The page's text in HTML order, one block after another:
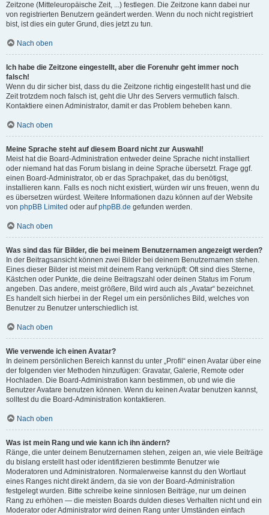
Zeitzone (Mitteleuropäische Zeit, ...) festlegen. Die Zeitzone kann dabei nur
von registrierten Benutzern geändert werden. Wenn du noch nicht registriert
bist, ist dies ein guter Grund, dies jetzt zu tun.
Nach oben
Ich habe die Zeitzone eingestellt, aber die Forenuhr geht immer noch
falsch!
Wenn du dir sicher bist, dass du die Zeitzone richtig eingestellt hast und die
Zeit trotzdem noch falsch ist, geht die Uhr des Servers vermutlich falsch.
Kontaktiere einen Administrator, damit er das Problem beheben kann.
Nach oben
Meine Sprache steht auf diesem Board nicht zur Auswahl!
Meist hat die Board-Administration entweder deine Sprache nicht installiert
oder niemand hat das Forum bislang in deine Sprache übersetzt. Frage ggf.
einen Board-Administrator, ob er das Sprachpaket, das du benötigst,
installieren kann. Falls es noch nicht existiert, würden wir uns freuen, wenn du
es übersetzen würdest. Weitere Informationen dazu können auf der Website
von phpBB Limited oder aufphpBB.de gefunden werden.
Nach oben
Was sind das für Bilder, die bei meinem Benutzernamen angezeigt werden?
In der Beitragsansicht können zwei Bilder bei deinem Benutzernamen stehen.
Eines dieser Bilder ist meist mit deinem Rang verknüpft: Oft sind dies Sterne,
Kästchen oder Punkte, die deine Beitragszahl oder deinen Status im Forum
angeben. Das andere, meist größere, Bild wird auch als „Avatar“ bezeichnet.
Es handelt sich hierbei in der Regel um ein persönliches Bild, welches von
Benutzer zu Benutzer unterschiedlich ist.
Nach oben
Wie verwende ich einen Avatar?
In deinem persönlichen Bereich kannst du unter „Profil“ einen Avatar über eine
der folgenden vier Methoden hinzufügen: Gravatar, Galerie, Remote oder
Hochladen. Die Board-Administration kann bestimmen, ob und wie die
Benutzer Avatare benutzen können. Wenn du keinen Avatar benutzen kannst,
solltest du die Board-Administration kontaktieren.
Nach oben
Was ist mein Rang und wie kann ich ihn ändern?
Ränge, die unter deinem Benutzernamen stehen, zeigen an, wie viele Beiträge
du bislang erstellt hast oder identifizieren bestimmte Benutzer wie
Moderatoren und Administratoren. Normalerweise kannst du den Wortlaut
eines Ranges nicht direkt ändern, da sie von der Board-Administration
festgelegt wurden. Bitte schreibe keine sinnlosen Beiträge, nur um deinen
Rang zu erhöhen — die meisten Boards dulden dieses Verhalten nicht und ein
Moderator oder Administrator wird deinen Rang unter Umständen einfach